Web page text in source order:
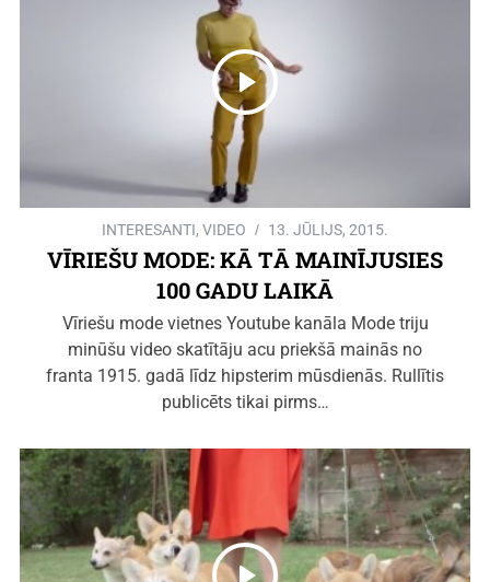
INTERESANTI, VIDEO 13. JŪLIJS, 2015.
VĪRIEŠU MODE: KĀ TĀ MAINĪJUSIES
100 GADU LAIKĀ
Vīriešu mode vietnes Youtube kanāla Mode triju
minūšu video skatītāju acu priekšā mainās no
franta 1915. gadā līdz hipsterim mūsdienās. Rullītis
publicēts tikai pirms…